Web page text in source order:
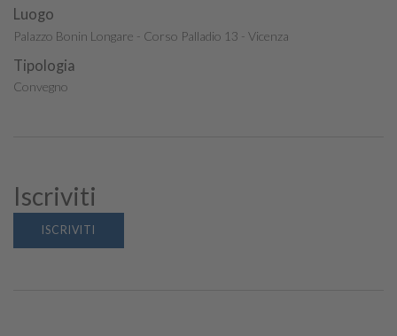
Luogo
Palazzo Bonin Longare - Corso Palladio 13 - Vicenza
Tipologia
Convegno
Iscriviti
ISCRIVITI